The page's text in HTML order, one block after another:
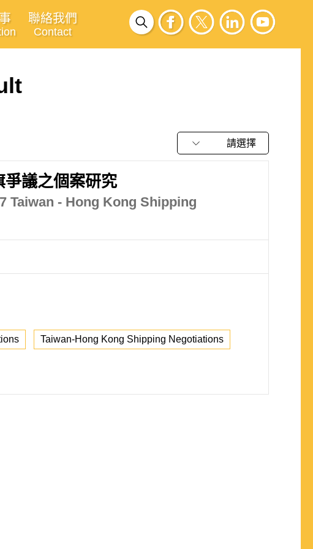
聯絡我們
Contact
請選擇
議之個案研究
Taiwan - Hong Kong Shipping
Taiwan-Hong Kong Shipping Negotiations